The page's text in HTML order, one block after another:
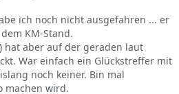
ich noch nicht ausgefahren ... er
KM-Stand.
hat aber auf der geraden laut
War einfach ein Glückstreffer mit
noch keiner. Bin mal
machen wird.